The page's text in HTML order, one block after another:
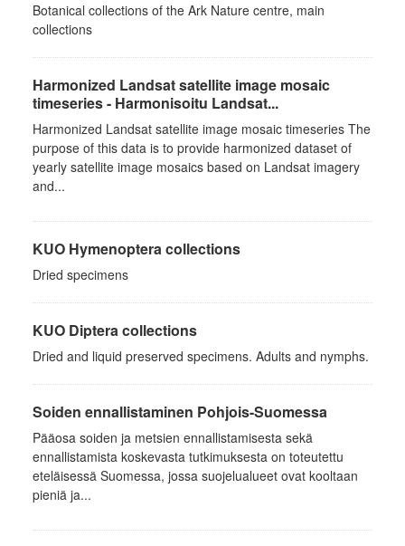
Botanical collections of the Ark Nature centre, main
collections
Harmonized Landsat satellite image mosaic
timeseries - Harmonisoitu Landsat...
Harmonized Landsat satellite image mosaic timeseries The
purpose of this data is to provide harmonized dataset of
yearly satellite image mosaics based on Landsat imagery
and...
KUO Hymenoptera collections
Dried specimens
KUO Diptera collections
Dried and liquid preserved specimens. Adults and nymphs.
Soiden ennallistaminen Pohjois-Suomessa
Pääosa soiden ja metsien ennallistamisesta sekä
ennallistamista koskevasta tutkimuksesta on toteutettu
eteläisessä Suomessa, jossa suojelualueet ovat kooltaan
pieniä ja...